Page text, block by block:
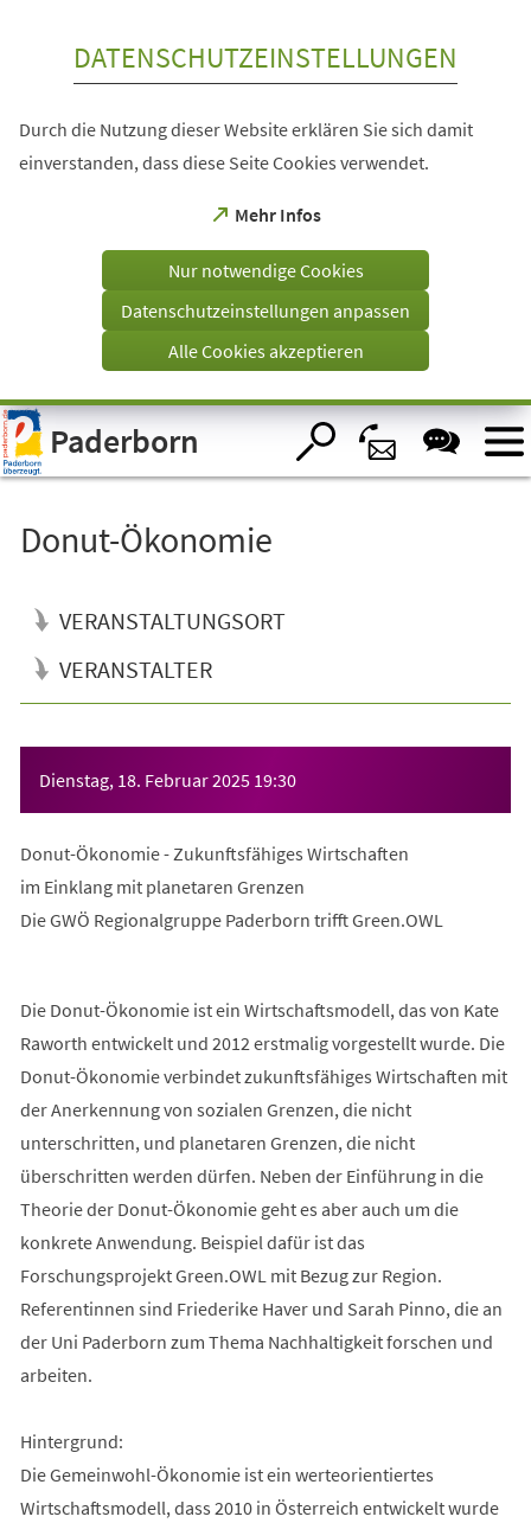
Visuelle
Assistenzsoftware
öffnen.
DATENSCHUTZEINSTELLUNGEN
Durch die Nutzung dieser Website erklären Sie sich damit
einverstanden, dass diese Seite Cookies verwendet.
Mehr Infos
(Öffnet
einem
Tab)
Nur notwendige Cookies
Datenschutzeinstellungen anpassen
Alle Cookies akzeptieren
Paderborn
Donut-Ökonomie
VERANSTALTUNGSORT
VERANSTALTER
Dienstag, 18. Februar 2025 19:30
Donut-Ökonomie - Zukunftsfähiges Wirtschaften
im Einklang mit planetaren Grenzen
Die GWÖ Regionalgruppe Paderborn trifft Green.OWL
Die Donut-Ökonomie ist ein Wirtschaftsmodell, das von Kate
Raworth entwickelt und 2012 erstmalig vorgestellt wurde. Die
Donut-Ökonomie verbindet zukunftsfähiges Wirtschaften mit
der Anerkennung von sozialen Grenzen, die nicht
unterschritten, und planetaren Grenzen, die nicht
überschritten werden dürfen. Neben der Einführung in die
Theorie der Donut-Ökonomie geht es aber auch um die
konkrete Anwendung. Beispiel dafür ist das
Forschungsprojekt Green.OWL mit Bezug zur Region.
Referentinnen sind Friederike Haver und Sarah Pinno, die an
der Uni Paderborn zum Thema Nachhaltigkeit forschen und
arbeiten.
Hintergrund:
Die Gemeinwohl-Ökonomie ist ein werteorientiertes
Wirtschaftsmodell, dass 2010 in Österreich entwickelt wurde